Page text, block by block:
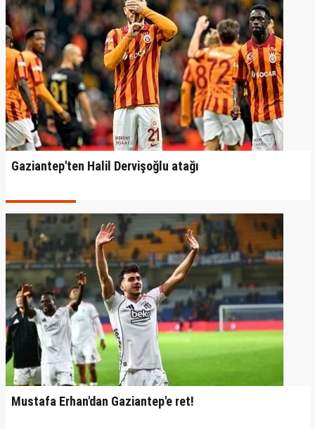
Gaziantep'ten Halil Dervişoğlu atağı
Mustafa Erhan'dan Gaziantep'e ret!